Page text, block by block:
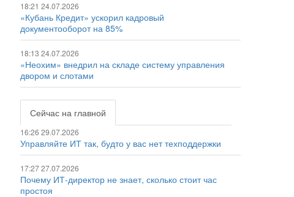
18:21 24.07.2026
«Кубань Кредит» ускорил кадровый
документооборот на 85%
18:13 24.07.2026
«Неохим» внедрил на складе систему управления
двором и слотами
Сейчас на главной
16:26 29.07.2026
Управляйте ИТ так, будто у вас нет техподдержки
17:27 27.07.2026
Почему ИТ-директор не знает, сколько стоит час
простоя